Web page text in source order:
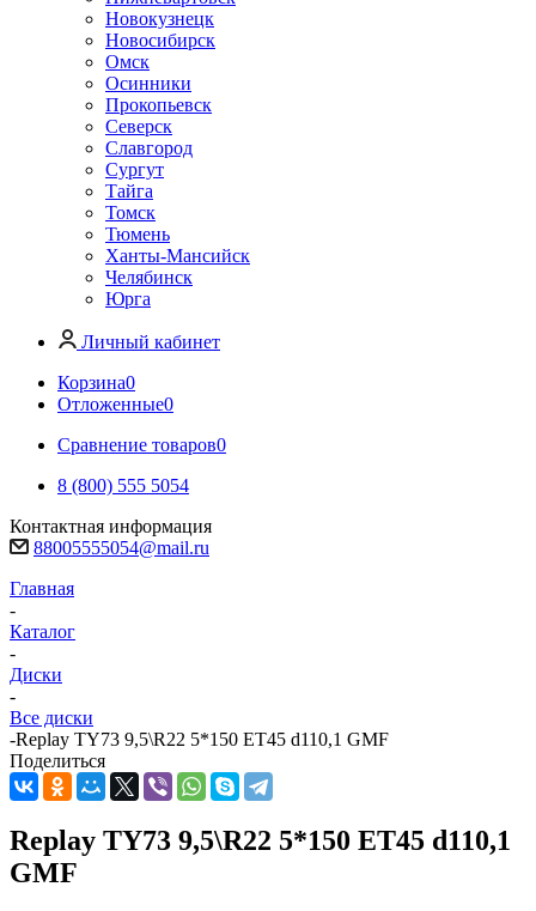
Новокузнецк
Новосибирск
Омск
Осинники
Прокопьевск
Северск
Славгород
Сургут
Тайга
Томск
Тюмень
Ханты-Мансийск
Челябинск
Юрга
Личный кабинет
Корзина0
Отложенные0
Сравнение товаров0
8 (800) 555 5054
Контактная информация
88005555054@mail.ru
Главная
-
Каталог
-
Диски
-
Все диски
-Replay TY73 9,5\R22 5*150 ET45 d110,1 GMF
Поделиться
Replay TY73 9,5\R22 5*150 ET45 d110,1
GMF